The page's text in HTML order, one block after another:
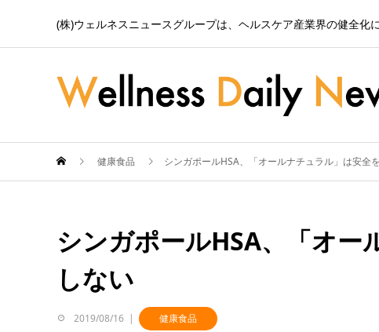
(株)ウェルネスニュースグループは、ヘルスケア産業界の健全化
健康食品 シンガポールHSA、「オールナチュラル」は安全
シンガポールHSA、「オー
しない
2019/08/16 健康食品